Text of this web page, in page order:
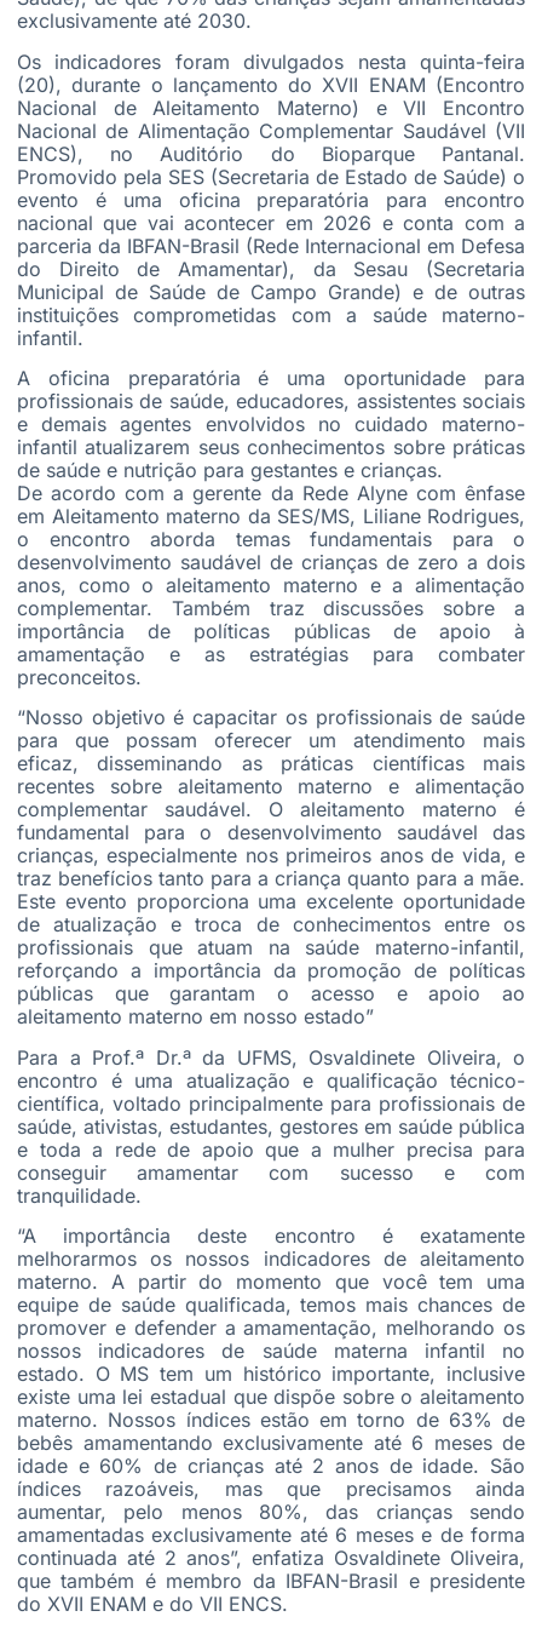
exclusivamente até 2030.
Os indicadores foram divulgados nesta quinta-feira
(20), durante o lançamento do XVII ENAM (Encontro
Nacional de Aleitamento Materno) e VII Encontro
Nacional de Alimentação Complementar Saudável (VII
ENCS), no Auditório do BioparquePantanal.
Promovido pela SES (Secretaria de Estado de Saúde) o
evento é uma oficina preparatória para encontro
nacional que vai acontecer em 2026 e conta com a
parceria da IBFAN-Brasil (Rede Internacional em Defesa
do Direito de Amamentar), da Sesau (Secretaria
Municipal de Saúde de Campo Grande) e de outras
instituições comprometidas com a saúde materno-
infantil.
A oficina preparatória é uma oportunidade para
profissionais de saúde, educadores, assistentes sociais
e demais agentes envolvidos no cuidado materno-
infantil atualizarem seus conhecimentos sobre práticas
de saúde e nutrição para gestantes e crianças.
De acordo com a gerente da Rede Alynecom ênfase
em Aleitamento materno da SES/MS, Liliane Rodrigues,
o encontro aborda temas fundamentais para o
desenvolvimento saudável de crianças de zero a dois
anos, como o aleitamento materno e a alimentação
complementar. Também traz discussões sobre a
importância de políticas públicas de apoio à
amamentação e as estratégias para combater
preconceitos.
“Nosso objetivo é capacitar os profissionais de saúde
para que possam oferecer um atendimento mais
eficaz, disseminando as práticas científicas mais
recentes sobre aleitamento materno e alimentação
complementar saudável. O aleitamento materno é
fundamental para o desenvolvimento saudável das
crianças, especialmente nos primeiros anos de vida, e
traz benefícios tanto para a criança quanto para a mãe.
Este evento proporciona uma excelente oportunidade
de atualização e troca de conhecimentos entre os
profissionais que atuam na saúde materno-infantil,
reforçando a importância da promoção de políticas
públicas que garantam o acesso e apoio ao
aleitamento materno em nosso estado”
Para a Prof.ª Dr.ª da UFMS, Osvaldinete Oliveira, o
encontro é uma atualização e qualificação técnico-
científica, voltado principalmente para profissionais de
saúde, ativistas, estudantes, gestores em saúde pública
e toda a rede de apoio que a mulher precisa para
conseguir amamentar com sucesso e com
tranquilidade.
“A importância deste encontro é exatamente
melhorarmos os nossos indicadores de aleitamento
materno. A partir do momento que você tem uma
equipe de saúde qualificada, temos mais chances de
promover e defender a amamentação, melhorando os
nossos indicadores de saúde materna infantil no
estado. O MS tem um histórico importante, inclusive
existe uma lei estadual que dispõe sobre o aleitamento
materno. Nossos índices estão em torno de 63% de
bebês amamentando exclusivamente até 6 meses de
idade e 60% de crianças até 2 anos de idade. São
índices razoáveis, mas que precisamos ainda
aumentar, pelo menos 80%, das crianças sendo
amamentadas exclusivamente até 6 meses e de forma
continuada até 2 anos”, enfatiza Osvaldinete Oliveira,
que também é membro da IBFAN-Brasil e presidente
do XVII ENAM e do VII ENCS.